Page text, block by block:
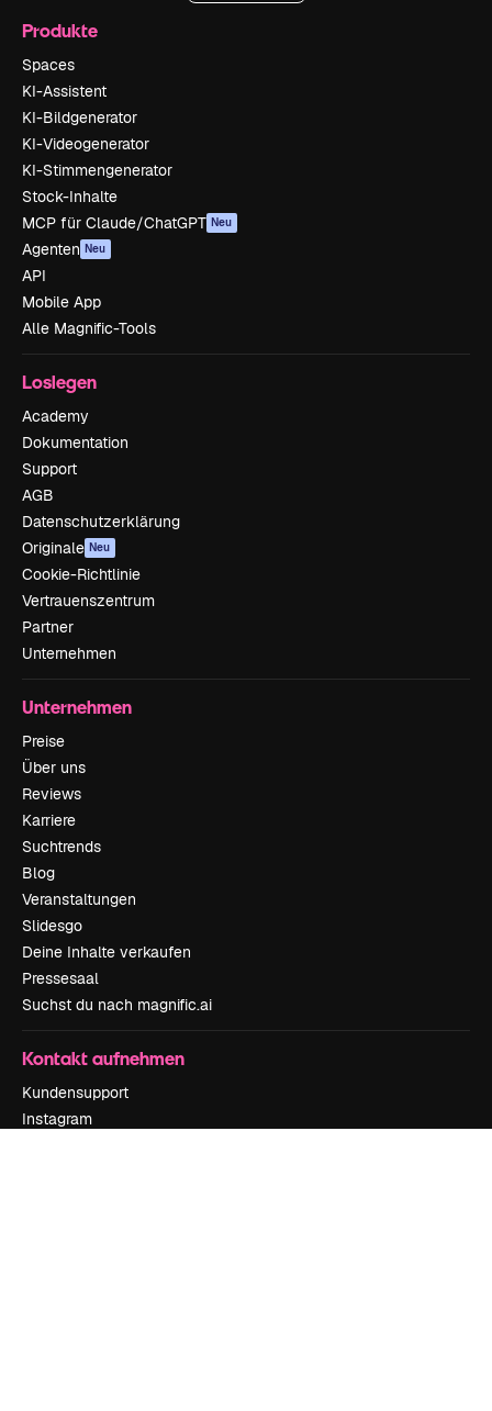
Produkte
Spaces
KI-Assistent
KI-Bildgenerator
KI-Videogenerator
KI-Stimmengenerator
Stock-Inhalte
MCP für Claude/ChatGPT Neu
Agenten Neu
API
Mobile App
Alle Magnific-Tools
Loslegen
Academy
Dokumentation
Support
AGB
Datenschutzerklärung
Originale Neu
Cookie-Richtlinie
Vertrauenszentrum
Partner
Unternehmen
Unternehmen
Preise
Über uns
Reviews
Karriere
Suchtrends
Blog
Veranstaltungen
Slidesgo
Deine Inhalte verkaufen
Pressesaal
Suchst du nach magnific.ai
Kontakt aufnehmen
Kundensupport
Instagram